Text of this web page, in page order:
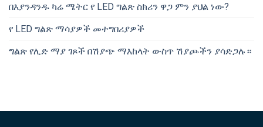
በእያንዳንዱ ካሬ ሜትር የ LED ግልጽ ስክሪን ዋጋ ምን ያህል ነው?
የ LED ግልጽ ማሳያዎች መተግበሪያዎች
ግልጽ የሊድ ማያ ገጾች በሽያጭ ማእከላት ውስጥ ሽያጮችን ያሳድጋሉ።